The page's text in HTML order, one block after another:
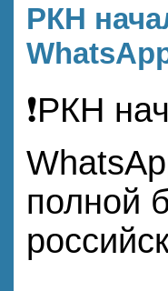
РКН
❗️РКН
полной